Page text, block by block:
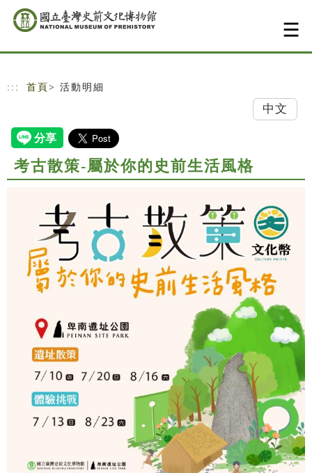
跳到主要內容
網站導覽
::: 首頁 > 活動明細
中文
考古散策-屬於你的史前生活風格